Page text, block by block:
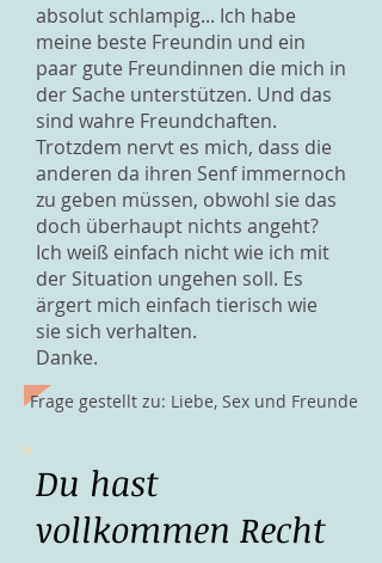
absolut schlampig... Ich habe
meine beste Freundin und ein
paar gute Freundinnen die mich in
der Sache unterstützen. Und das
sind wahre Freundchaften.
Trotzdem nervt es mich, dass die
anderen da ihren Senf immernoch
zu geben müssen, obwohl sie das
doch überhaupt nichts angeht?
Ich weiß einfach nicht wie ich mit
der Situation ungehen soll. Es
ärgert mich einfach tierisch wie
sie sich verhalten.
Danke.
Frage gestellt zu: Liebe, Sex und Freunde
Du hast
vollkommen Recht